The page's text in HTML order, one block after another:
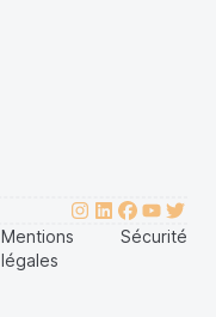
Mentions
légales
Sécurité